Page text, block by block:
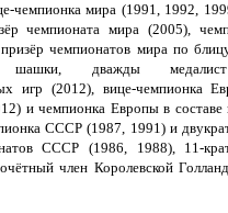
чемпионка мира (1991, 1992,
чемпионата мира (2005),
чемпионатов мира по
шашки, дважды
игр (2012), вице-чемпионка
и чемпионка Европы в
СССР (1987, 1991) и
СССР (1986, 1988), 11-
член Королевской